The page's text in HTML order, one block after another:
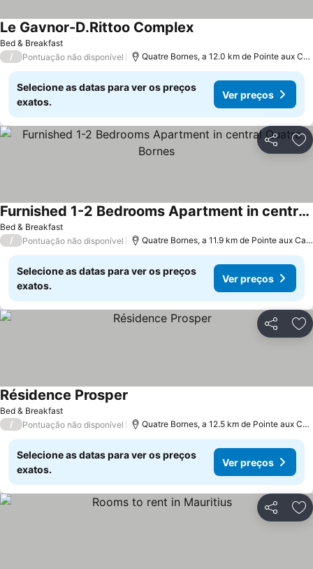
Bed & Breakfast
Le Gavnor-D.Rittoo Complex
/ Pontuação não disponível Quatre Bornes, a 12.0 km de Pointe aux Canonniers
Selecione as datas para ver os preços
exatos.
Ver preços
Partilhar
Bed & Breakfast
Furnished 1-2 Bedrooms Apartment in central Quatre Bornes
/ Pontuação não disponível Quatre Bornes, a 11.9 km de Pointe aux Canonniers
Selecione as datas para ver os preços
exatos.
Ver preços
Partilhar
Bed & Breakfast
Résidence Prosper
/ Pontuação não disponível Quatre Bornes, a 12.5 km de Pointe aux Canonniers
Selecione as datas para ver os preços
exatos.
Ver preços
Partilhar